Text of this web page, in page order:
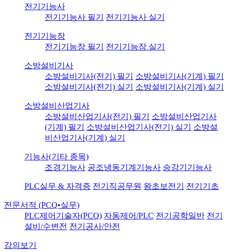
전기기능사
전기기능사 필기
전기기능사 실기
전기기능장
전기기능장 필기
전기기능장 실기
소방설비기사
소방설비기사(전기) 필기
소방설비기사(기계) 필기
소방설비기사(전기) 실기
소방설비기사(기계) 실기
소방설비산업기사
소방설비산업기사(전기) 필기
소방설비산업기사
(기계) 필기
소방설비산업기사(전기) 실기
소방설
비산업기사(기계) 실기
기능사(기타 종목)
조경기능사 공조냉동기계기능사 승강기기능사
PLC실무 & 자격증 전기직공무원 왕초보전기 전기기초
전문서적 (PCQ•실무)
PLC제어기술자(PCQ) 자동제어/PLC 전기공학일반 전기
설비/수변전 전기공사/안전
강의보기